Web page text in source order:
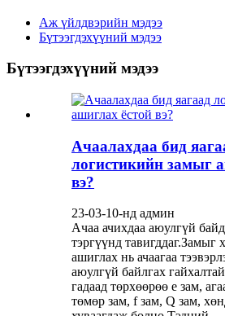
Аж үйлдвэрийн мэдээ
Бүтээгдэхүүний мэдээ
Бүтээгдэхүүний мэдээ
Ачаалахдаа бид
логистикийн замыг
вэ?
23-03-10-нд админ
Ачаа ачихдаа аюулгүй
тэргүүнд тавигддаг.Замыг
ашиглах нь ачаагаа
аюулгүй байлгах
гадаад төрхөөрөө e зам,
төмөр зам, f зам, Q зам,